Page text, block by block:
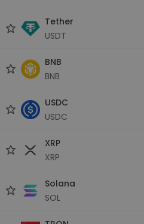
Tether
USDT
BNB
BNB
USDC
USDC
XRP
XRP
Solana
SOL